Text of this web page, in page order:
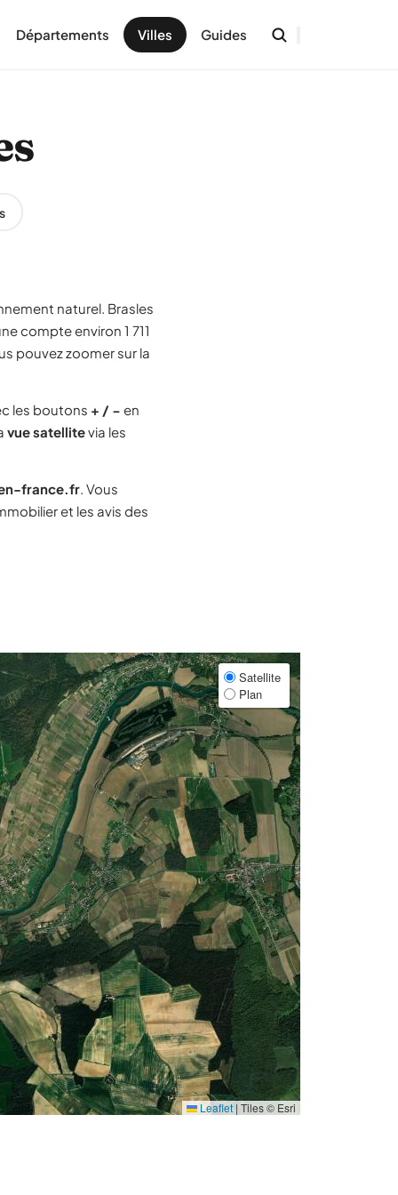
Départements Villes Guides
naturel. Brasles
compte environ 1 711
pouvez zoomer sur la
les boutons + / − en
vue satellitevia les
france.fr. Vous
et les avis des
Satellite
Plan
Leaflet | Tiles © Esri